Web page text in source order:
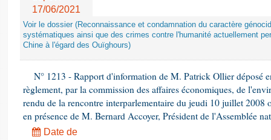
17/06/2021
Voir le dossier (Reconnaissance et condamnation du caractère
systématiques ainsi que des crimes contre l'humanité actuellement
Chine à l'égard des Ouïghours)
N° 1213 - Rapport d'information de M. Patrick Ollier déposé
règlement, par la commission des affaires économiques, de
rendu de la rencontre interparlementaire du jeudi 10 juillet 2008
en présence de M. Bernard Accoyer, Président de l'Assemblée
Date de